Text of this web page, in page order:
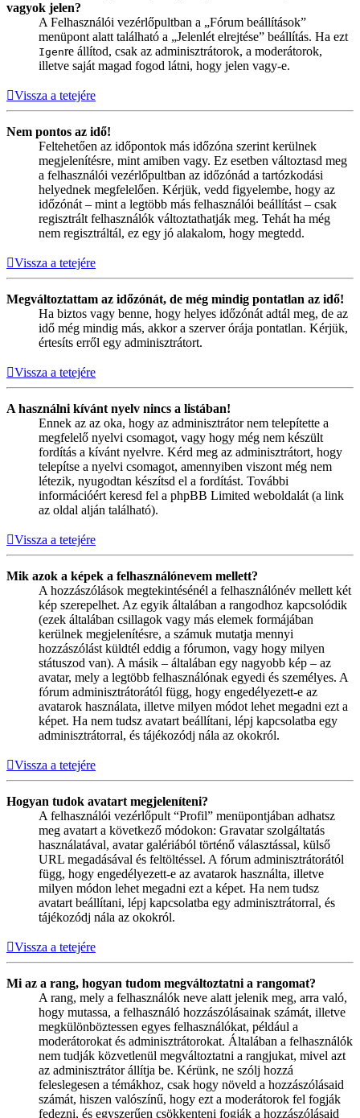
vagyok jelen?
A Felhasználói vezérlőpultban a „Fórum beállítások”
menüpont alatt található a „Jelenlét elrejtése” beállítás. Ha ezt
Igenre állítod, csak az adminisztrátorok, a moderátorok,
illetve saját magad fogod látni, hogy jelen vagy-e.
Vissza a tetejére
Nem pontos az idő!
Feltehetően az időpontok más időzóna szerint kerülnek
megjelenítésre, mint amiben vagy. Ez esetben változtasd meg
a felhasználói vezérlőpultban az időzónád a tartózkodási
helyednek megfelelően. Kérjük, vedd figyelembe, hogy az
időzónát – mint a legtöbb más felhasználói beállítást – csak
regisztrált felhasználók változtathatják meg. Tehát ha még
nem regisztráltál, ez egy jó alakalom, hogy megtedd.
Vissza a tetejére
Megváltoztattam az időzónát, de még mindig pontatlan az idő!
Ha biztos vagy benne, hogy helyes időzónát adtál meg, de az
idő még mindig más, akkor a szerver órája pontatlan. Kérjük,
értesíts erről egy adminisztrátort.
Vissza a tetejére
A használni kívánt nyelv nincs a listában!
Ennek az az oka, hogy az adminisztrátor nem telepítette a
megfelelő nyelvi csomagot, vagy hogy még nem készült
fordítás a kívánt nyelvre. Kérd meg az adminisztrátort, hogy
telepítse a nyelvi csomagot, amennyiben viszont még nem
létezik, nyugodtan készítsd el a fordítást. További
információért keresd fel a phpBB Limited weboldalát (a link
az oldal alján található).
Vissza a tetejére
Mik azok a képek a felhasználónevem mellett?
A hozzászólások megtekintésénél a felhasználónév mellett két
kép szerepelhet. Az egyik általában a rangodhoz kapcsolódik
(ezek általában csillagok vagy más elemek formájában
kerülnek megjelenítésre, a számuk mutatja mennyi
hozzászólást küldtél eddig a fórumon, vagy hogy milyen
státuszod van). A másik – általában egy nagyobb kép – az
avatar, mely a legtöbb felhasználónak egyedi és személyes. A
fórum adminisztrátorától függ, hogy engedélyezett-e az
avatarok használata, illetve milyen módot lehet megadni ezt a
képet. Ha nem tudsz avatart beállítani, lépj kapcsolatba egy
adminisztrátorral, és tájékozódj nála az okokról.
Vissza a tetejére
Hogyan tudok avatart megjeleníteni?
A felhasználói vezérlőpult “Profil” menüpontjában adhatsz
meg avatart a következő módokon: Gravatar szolgáltatás
használatával, avatar galériából történő választással, külső
URL megadásával és feltöltéssel. A fórum adminisztrátorától
függ, hogy engedélyezett-e az avatarok használta, illetve
milyen módon lehet megadni ezt a képet. Ha nem tudsz
avatart beállítani, lépj kapcsolatba egy adminisztrátorral, és
tájékozódj nála az okokról.
Vissza a tetejére
Mi az a rang, hogyan tudom megváltoztatni a rangomat?
A rang, mely a felhasználók neve alatt jelenik meg, arra való,
hogy mutassa, a felhasználó hozzászólásainak számát, illetve
megkülönböztessen egyes felhasználókat, például a
moderátorokat és adminisztrátorokat. Általában a felhasználók
nem tudják közvetlenül megváltoztatni a rangjukat, mivel azt
az adminisztrátor állítja be. Kérünk, ne szólj hozzá
feleslegesen a témákhoz, csak hogy növeld a hozzászólásaid
számát, hiszen valószínű, hogy ezt a moderátorok fel fogják
fedezni, és egyszerűen csökkenteni fogják a hozzászólásaid